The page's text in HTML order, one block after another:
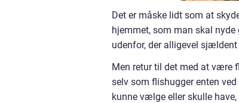
Det er måske lidt som at
hjemmet, som man skal
udenfor, der alligevel
Men retur til det med at være
selv som flishugger enten
kunne vælge eller skulle